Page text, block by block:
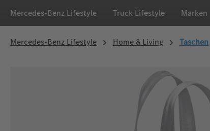
Mercedes‑Benz Lifestyle Truck Lifestyle Marken
Mercedes‑Benz Lifestyle Home & Living Taschen